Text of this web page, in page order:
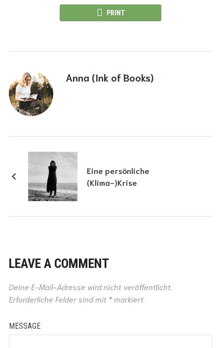
PRINT
Anna (Ink of Books)
Eine persönliche
(Klima-)Krise
LEAVE A COMMENT
Deine E-Mail-Adresse wird nicht veröffentlicht.
Erforderliche Felder sind mit *markiert
MESSAGE